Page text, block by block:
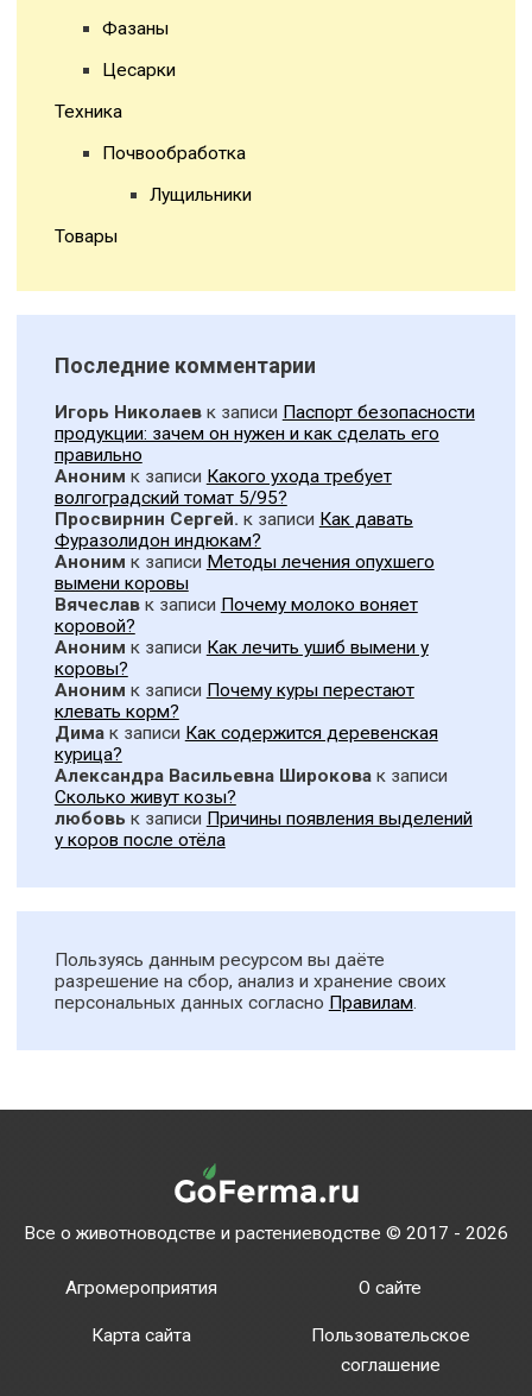
Фазаны
Цесарки
Техника
Почвообработка
Лущильники
Товары
Последние комментарии
Игорь Николаевк записи Паспорт безопасности
продукции: зачем он нужен и как сделать его
правильно
Аноним к записи Какого ухода требует
волгоградский томат 5/95?
Просвирнин Сергей. к записи Как давать
Фуразолидон индюкам?
Аноним к записи Методы лечения опухшего
вымени коровы
Вячеславк записи Почему молоко воняет
коровой?
Аноним к записи Как лечить ушиб вымени у
коровы?
Аноним к записи Почему куры перестают
клевать корм?
Димак записи Как содержится деревенская
курица?
Александра Васильевна Широковак записи
Сколько живут козы?
любовь к записи Причины появления выделений
у коров после отёла
Пользуясь данным ресурсом вы даёте
разрешение на сбор, анализ и хранение своих
персональных данных согласно Правилам.
Все о животноводстве и растениеводстве © 2017 - 2026
Агромероприятия О сайте
Карта сайта
Пользовательское
соглашение